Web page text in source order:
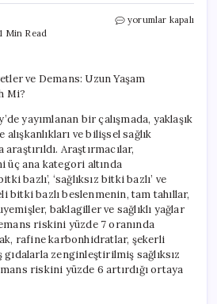
1 Min Read
Bitki
Uzun
İçin
Doğru
Tercih
Mi?
yorumlar kapalı
yayımlanan bir çalışmada, yaklaşık
ve bilişsel sağlık
Araştırmacılar,
üç ana kategori altında
bazlı’, ‘sağlıksız bitki bazlı’ ve
bitki bazlı beslenmenin, tam tahıllar,
baklagiller ve sağlıklı yağlar
riskini yüzde 7 oranında
rafine karbonhidratlar, şekerli
gıdalarla zenginleştirilmiş sağlıksız
riskini yüzde 6 artırdığı ortaya